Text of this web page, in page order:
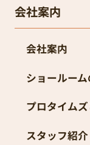
会社案内
会社案内
ショールー
プロタイム
スタッフ紹介